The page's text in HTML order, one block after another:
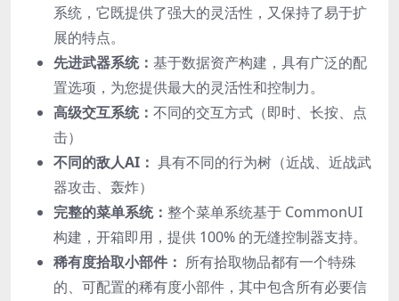
系统，它既提供了强大的灵活性，又保持了易于扩
展的特点。
先进武器系统： 基于数据资产构建，具有广泛的配
置选项，为您提供最大的灵活性和控制力。
高级交互系统： 不同的交互方式（即时、长按、点
击）
不同的敌人AI： 具有不同的行为树（近战、近战武
器攻击、轰炸）
完整的菜单系统： 整个菜单系统基于 CommonUI
构建，开箱即用，提供 100% 的无缝控制器支持。
稀有度拾取小部件： 所有拾取物品都有一个特殊
的、可配置的稀有度小部件，其中包含所有必要信